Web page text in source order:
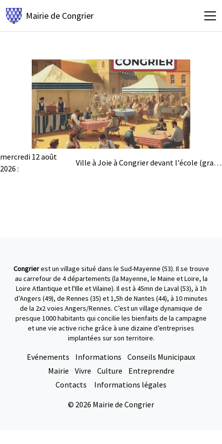
Mairie de Congrier
mercredi 12 août
2026 :
Ville à Joie à Congrier devant l'école (gratuit)
Congrierest un village situé dans le Sud-Mayenne (53). Il se trouve
au carrefour de 4 départements (la Mayenne, le Maine et Loire, la
Loire Atlantique et l'Ille et Vilaine). Il est à 45mn de Laval (53), à 1h
d’Angers (49), de Rennes (35) et 1,5h de Nantes (44), à 10 minutes
de la 2x2 voies Angers/Rennes. C’est un village dynamique de
presque 1000 habitants qui concilie les bienfaits de la campagne
et une vie active riche grâce à une dizaine d’entreprises
implantées sur son territoire.
Evénements Informations
Conseils Municipaux
Mairie
Vivre Culture
Entreprendre
Contacts
Informations légales
© 2026 Mairie de Congrier